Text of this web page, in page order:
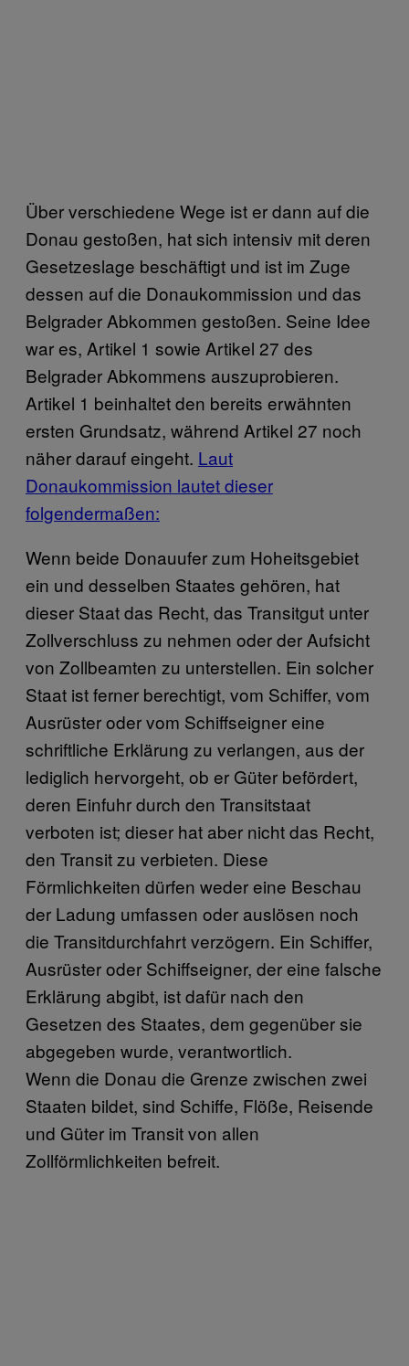
Über verschiedene Wege ist er dann auf die
Donau gestoßen, hat sich intensiv mit deren
Gesetzeslage beschäftigt und ist im Zuge
dessen auf die Donaukommission und das
Belgrader Abkommen gestoßen. Seine Idee
war es, Artikel 1 sowie Artikel 27 des
Belgrader Abkommens auszuprobieren.
Artikel 1 beinhaltet den bereits erwähnten
ersten Grundsatz, während Artikel 27 noch
näher darauf eingeht. Laut
Donaukommission lautet dieser
folgendermaßen:
Wenn beide Donauufer zum Hoheitsgebiet
ein und desselben Staates gehören, hat
dieser Staat das Recht, das Transitgut unter
Zollverschluss zu nehmen oder der Aufsicht
von Zollbeamten zu unterstellen. Ein solcher
Staat ist ferner berechtigt, vom Schiffer, vom
Ausrüster oder vom Schiffseigner eine
schriftliche Erklärung zu verlangen, aus der
lediglich hervorgeht, ob er Güter befördert,
deren Einfuhr durch den Transitstaat
verboten ist; dieser hat aber nicht das Recht,
den Transit zu verbieten. Diese
Förmlichkeiten dürfen weder eine Beschau
der Ladung umfassen oder auslösen noch
die Transitdurchfahrt verzögern. Ein Schiffer,
Ausrüster oder Schiffseigner, der eine falsche
Erklärung abgibt, ist dafür nach den
Gesetzen des Staates, dem gegenüber sie
abgegeben wurde, verantwortlich.
Wenn die Donau die Grenze zwischen zwei
Staaten bildet, sind Schiffe, Flöße, Reisende
und Güter im Transit von allen
Zollförmlichkeiten befreit.